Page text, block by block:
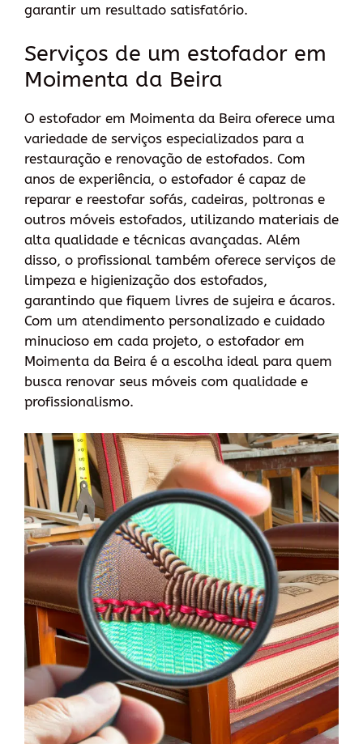
garantir um resultado satisfatório.
Serviços de um estofador em
Moimenta da Beira
O estofador em Moimenta da Beira oferece uma
variedade de serviços especializados para a
restauração e renovação de estofados. Com
anos de experiência, o estofador é capaz de
reparar e reestofar sofás, cadeiras, poltronas e
outros móveis estofados, utilizando materiais de
alta qualidade e técnicas avançadas. Além
disso, o profissional também oferece serviços de
limpeza e higienização dos estofados,
garantindo que fiquem livres de sujeira e ácaros.
Com um atendimento personalizado e cuidado
minucioso em cada projeto, o estofador em
Moimenta da Beira é a escolha ideal para quem
busca renovar seus móveis com qualidade e
profissionalismo.